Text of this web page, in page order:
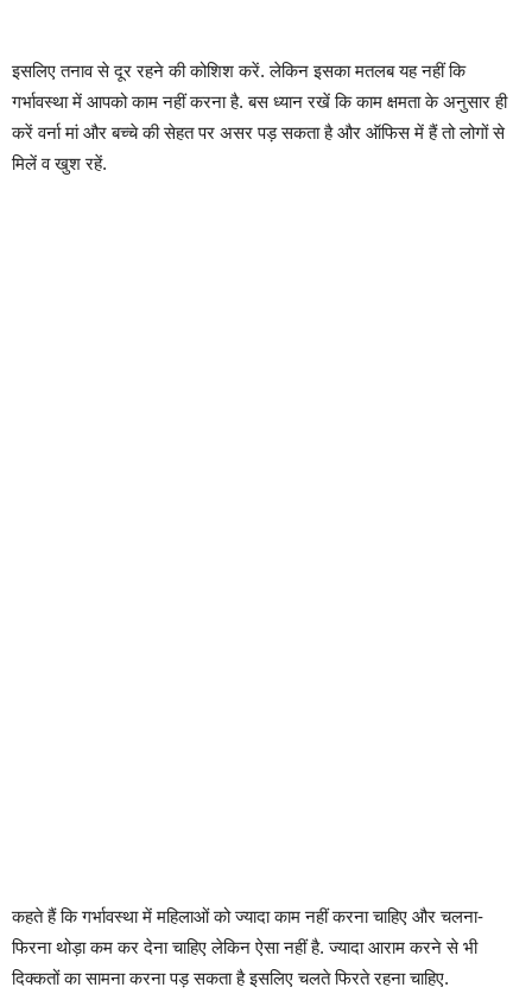
इसलिए तनाव से दूर रहने की कोशिश करें. लेकिन इसका मतलब यह नहीं कि
गर्भावस्‍था में आपको काम नहीं करना है. बस ध्‍यान रखें कि काम क्षमता के अनुसार ही
करें वर्ना मां और बच्चे की सेहत पर असर पड़ सकता है और ऑफिस में हैं तो लोगों से
मिलें व खुश रहें.
कहते हैं कि गर्भावस्था में महिलाओं को ज्यादा काम नहीं करना चाहिए और चलना-
फिरना थोड़ा कम कर देना चाहिए लेकिन ऐसा नहीं है. ज्यादा आराम करने से भी
दिक्कतों का सामना करना पड़ सकता है इसलिए चलते फिरते रहना चाहिए.